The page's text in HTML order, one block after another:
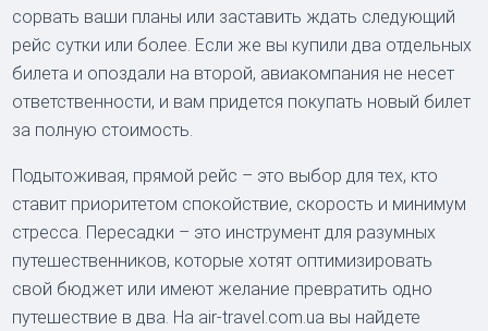
сорвать ваши планы или заставить ждать следующий
рейс сутки или более. Если же вы купили два отдельных
билета и опоздали на второй, авиакомпания не несет
ответственности, и вам придется покупать новый билет
за полную стоимость.
Подытоживая, прямой рейс – это выбор для тех, кто
ставит приоритетом спокойствие, скорость и минимум
стресса. Пересадки – это инструмент для разумных
путешественников, которые хотят оптимизировать
свой бюджет или имеют желание превратить одно
путешествие в два. На air-travel.com.ua вы найдете